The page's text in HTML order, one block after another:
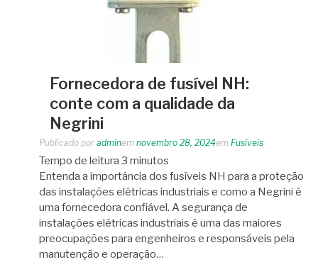
Fornecedora de fusível NH:
conte com a qualidade da
Negrini
Publicado por adminem novembro 28, 2024em Fusíveis
Tempo de leitura 3 minutos
Entenda a importância dos fusíveis NH para a proteção
das instalações elétricas industriais e como a Negrini é
uma fornecedora confiável. A segurança de
instalações elétricas industriais é uma das maiores
preocupações para engenheiros e responsáveis pela
manutenção e operação…